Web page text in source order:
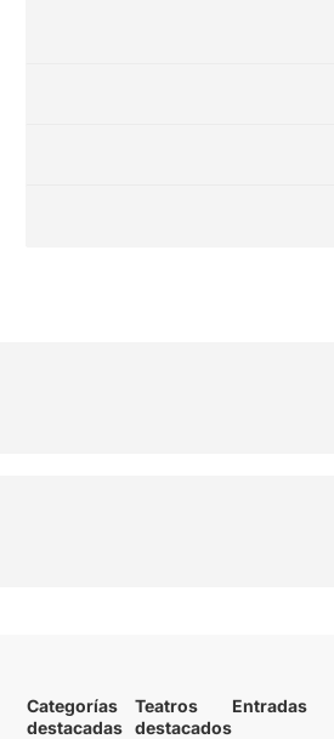
Categorías
destacadas
Teatros
destacados
Entradas